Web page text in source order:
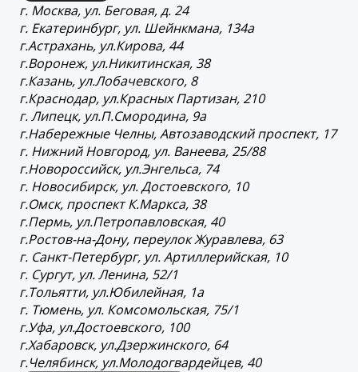
г. Москва, ул. Беговая, д. 24
г. Екатеринбург, ул. Шейнкмана, 134а
г.Астрахань, ул.Кирова, 44
г.Воронеж, ул.Никитинская, 38
г.Казань, ул.Лобачевского, 8
г.Краснодар, ул.Красных Партизан, 210
г. Липецк, ул.П.Смородина, 9а
г.Набережные Челны, Автозаводский проспект, 17
г. Нижний Новгород, ул. Ванеева, 25/88
г.Новороссийск, ул.Энгельса, 74
г. Новосибирск, ул. Достоевского, 10
г.Омск, проспект К.Маркса, 38
г.Пермь, ул.Петропавловская, 40
г.Ростов-на-Дону, переулок Журавлева, 63
г. Санкт-Петербург, ул. Артиллерийская, 10
г. Сургут, ул. Ленина, 52/1
г.Тольятти, ул.Юбилейная, 1а
г. Тюмень, ул. Комсомольская, 75/1
г.Уфа, ул.Достоевского, 100
г.Хабаровск, ул.Дзержинского, 64
г.Челябинск, ул.Молодогвардейцев, 40